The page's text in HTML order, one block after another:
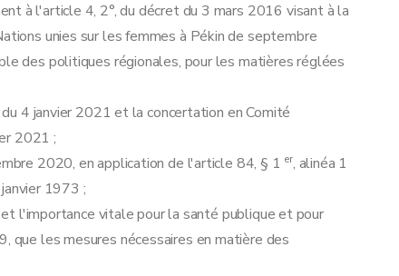
à l'article 4, 2°, du décret du 3 mars 2016 visant à la
unies sur les femmes à Pékin de septembre
des politiques régionales, pour les matières réglées
4 janvier 2021 et la concertation en Comité
2021 ;
2020, en application de l'article 84, § 1 er, alinéa 1
1973 ;
l'importance vitale pour la santé publique et pour
que les mesures nécessaires en matière des